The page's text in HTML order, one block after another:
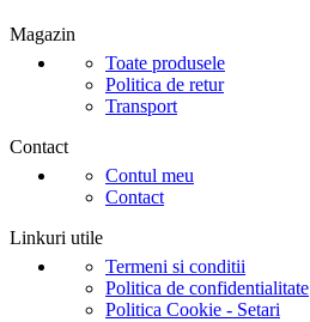
Magazin
Toate produsele
Politica de retur
Transport
Contact
Contul meu
Contact
Linkuri utile
Termeni si conditii
Politica de confidentialitate
Politica Cookie - Setari